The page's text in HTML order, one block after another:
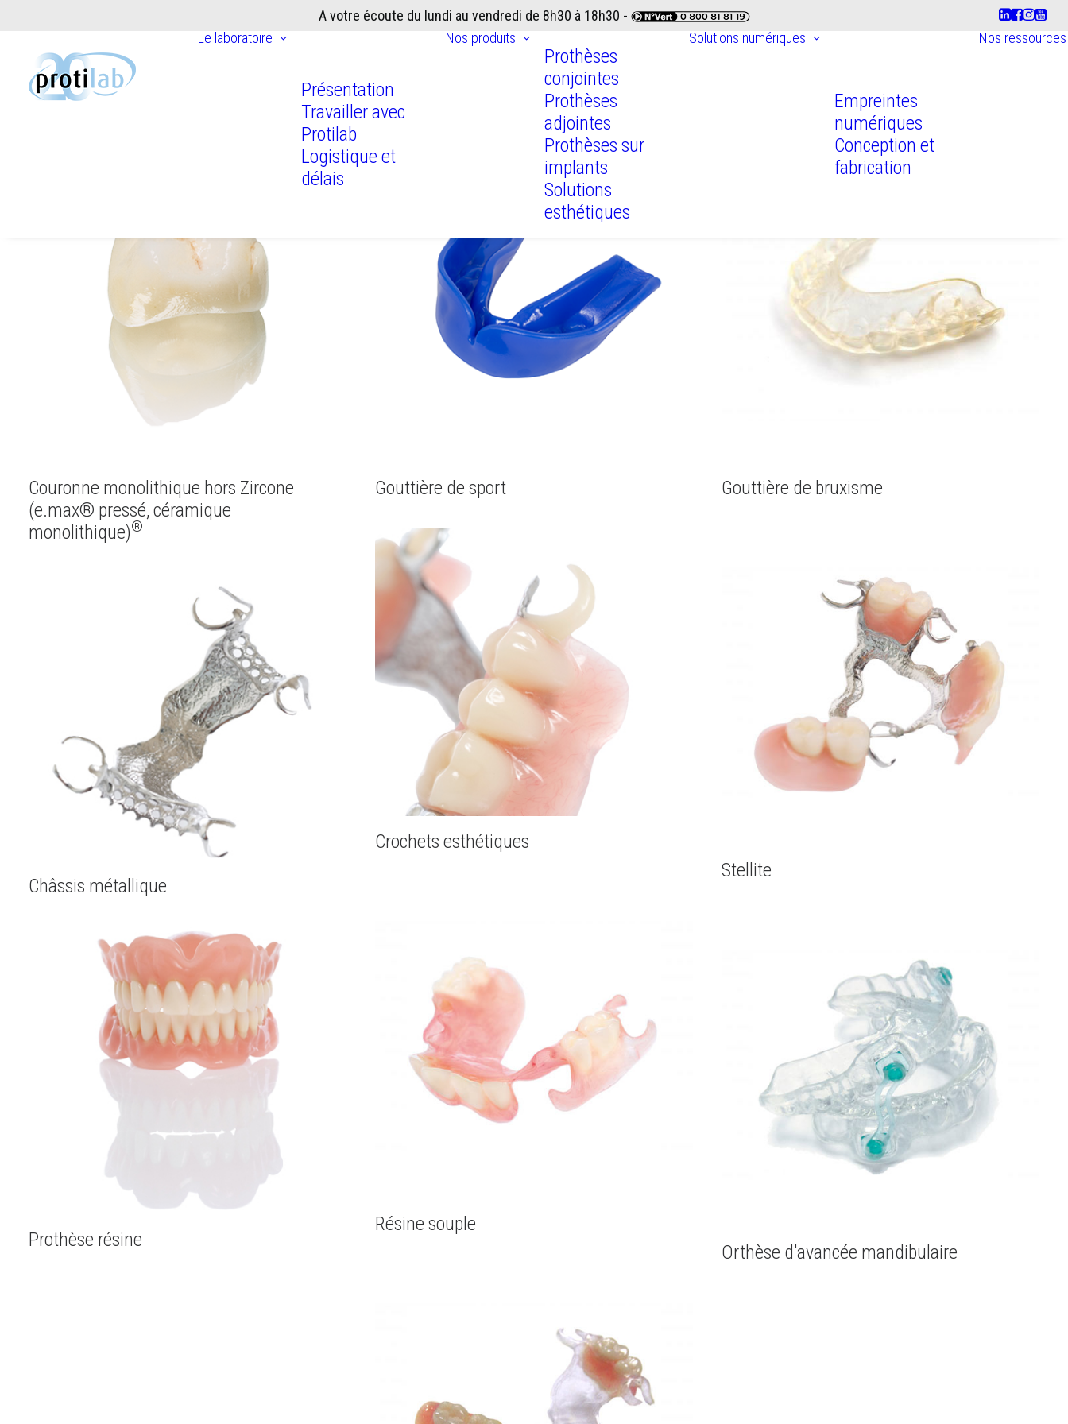
A votre écoute du lundi au vendredi de 8h30 à 18h30 -
Le laboratoire
Présentation
Travailler avec
Protilab
Logistique et
délais
Nos produits
Prothèses
conjointes
Prothèses
adjointes
Prothèses sur
implants
Solutions
esthétiques
Solutions numériques
Empreintes
numériques
Conception et
fabrication
Nos ressources
Couronne monolithique hors Zircone
(e.max® pressé, céramique
monolithique)®
Gouttière de sport Gouttière de bruxisme
Crochets esthétiques
Stellite
Châssis métallique
Résine souple
Orthèse d'avancée mandibulaire
Prothèse résine